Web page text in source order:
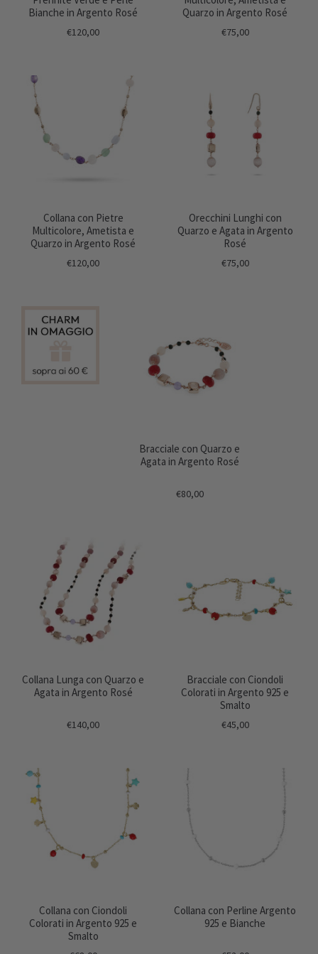
Bianche in Argento Rosé
€120,00
Quarzo in Argento Rosé
€75,00
Collana con Pietre
Multicolore, Ametista e
Quarzo in Argento Rosé
€120,00
Orecchini Lunghi con
Quarzo e Agata in Argento
Rosé
€75,00
Bracciale con Quarzo e
Agata in Argento Rosé
€80,00
Collana Lunga con Quarzo e
Agata in Argento Rosé
€140,00
Bracciale con Ciondoli
Colorati in Argento 925 e
Smalto
€45,00
Collana con Ciondoli
Colorati in Argento 925 e
Smalto
Collana con Perline Argento
925 e Bianche